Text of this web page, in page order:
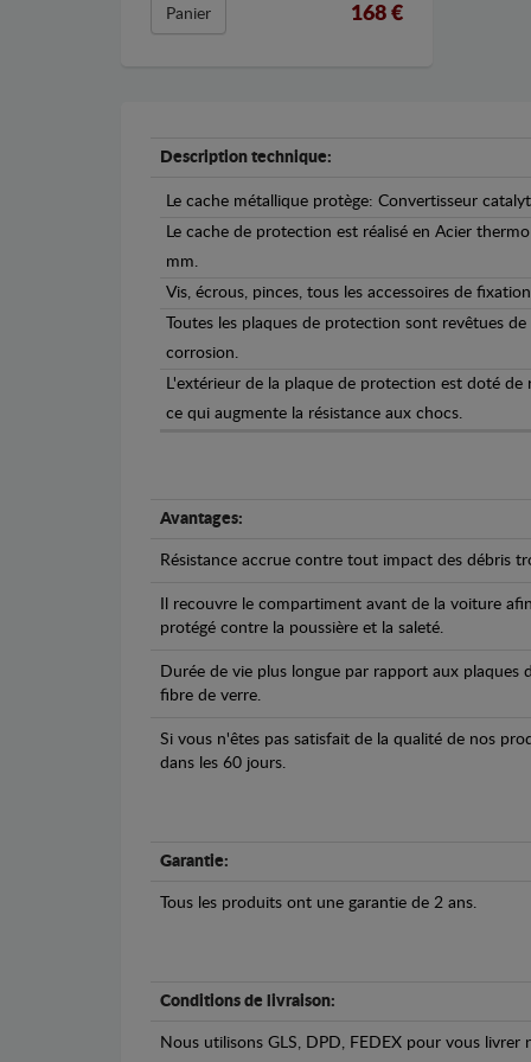
Panier 168 €
Description technique:
Le cache métallique protège: Convertisseur
Le cache de protection est réalisé en Acier
mm.
Vis, écrous, pinces, tous les accessoires de
Toutes les plaques de protection sont revêtues
corrosion.
L'extérieur de la plaque de protection est doté
ce qui augmente la résistance aux chocs.
Avantages:
Résistance accrue contre tout impact des débris
Il recouvre le compartiment avant de la voiture
protégé contre la poussière et la saleté.
Durée de vie plus longue par rapport aux plaques
fibre de verre.
Si vous n'êtes pas satisfait de la qualité de nos
dans les 60 jours.
Garantie:
Tous les produits ont une garantie de 2 ans.
Conditions de livraison:
Nous utilisons GLS, DPD, FEDEX pour vous livrer